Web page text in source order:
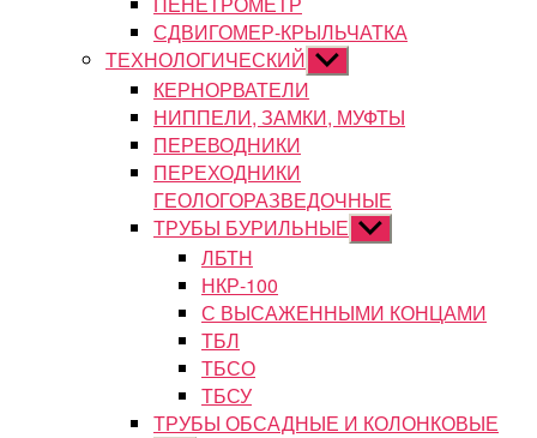
СДВИГОМЕР-КРЫЛЬЧАТКА
ТЕХНОЛОГИЧЕСКИЙ Показывать
подменю
КЕРНОРВАТЕЛИ
НИППЕЛИ, ЗАМКИ, МУФТЫ
ПЕРЕВОДНИКИ
ПЕРЕХОДНИКИ
ГЕОЛОГОРАЗВЕДОЧНЫЕ
ТРУБЫ БУРИЛЬНЫЕ Показывать
подменю
ЛБТН
НКР-100
С ВЫСАЖЕННЫМИ КОНЦАМИ
ТБЛ
ТБСО
ТБСУ
ТРУБЫ ОБСАДНЫЕ И КОЛОНКОВЫЕ